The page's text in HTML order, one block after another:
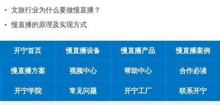
项原则
开宁2026年五一放假通知
全国反扒大王苑国栋考察深圳开宁日夜全彩监控厂家
开宁首页 慢直播设备 慢直播产品 慢直播案例
慢直播方案 视频中心 帮助中心 合作必读
开宁学院 常见问题 开宁工厂 联系开宁